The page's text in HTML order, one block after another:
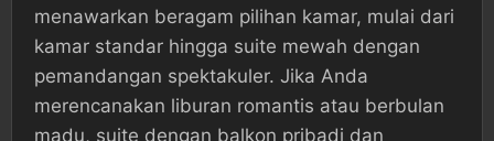
menawarkan beragam pilihan kamar, mulai dari
kamar standar hingga suite mewah dengan
pemandangan spektakuler. Jika Anda
merencanakan liburan romantis atau berbulan
madu, suite dengan balkon pribadi dan